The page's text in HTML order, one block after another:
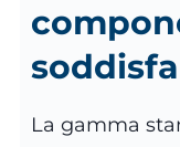
La gamma